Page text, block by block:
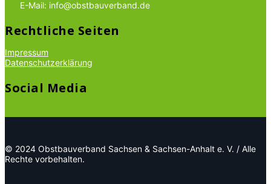
E-Mail: info@obstbauverband.de
Rechtliche Seiten
Impressum
Datenschutzerklärung
Social Media
© 2024 Obstbauverband Sachsen & Sachsen-Anhalt e. V. / Alle
Rechte vorbehalten.